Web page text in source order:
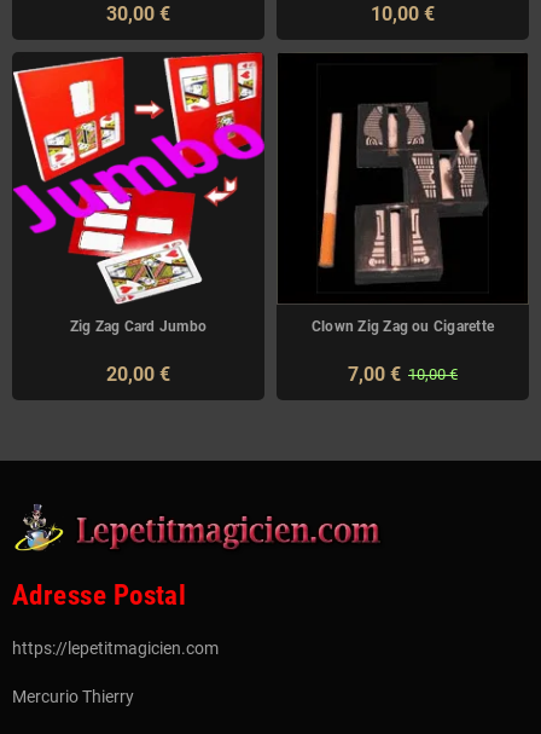
30,00 € 10,00 €
Zig Zag Card Jumbo
20,00 €
Clown Zig Zag ou Cigarette
7,00 € 10,00 €
Adresse Postal
https://lepetitmagicien.com
Mercurio Thierry